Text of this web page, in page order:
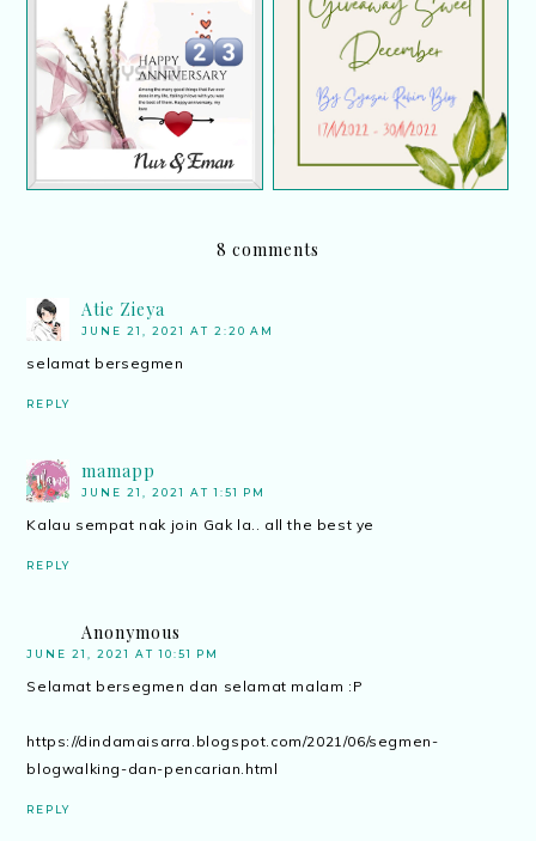
Giveaway 23
Anniversary Ciknur and
Husband
Giveaway Sweet
Disember By Syazni
Rahim Blog
8 comments
Atie Zieya
JUNE 21, 2021 AT 2:20 AM
selamat bersegmen
REPLY
mamapp
JUNE 21, 2021 AT 1:51 PM
Kalau sempat nak join Gak la.. all the best ye
REPLY
Anonymous
JUNE 21, 2021 AT 10:51 PM
Selamat bersegmen dan selamat malam :P
https://dindamaisarra.blogspot.com/2021/06/segmen-
blogwalking-dan-pencarian.html
REPLY